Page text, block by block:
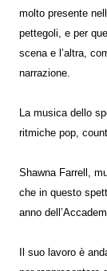
molto presente
pettegoli, e per
scena e l’altra,
narrazione.
La musica dello
ritmiche pop,
Shawna Farrell,
che in questo
anno
Il suo lavoro è